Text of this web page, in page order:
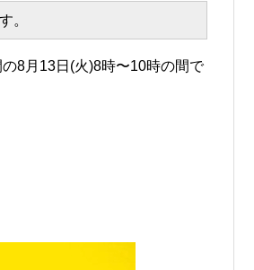
。
8月13日(火)8時〜10時の間で